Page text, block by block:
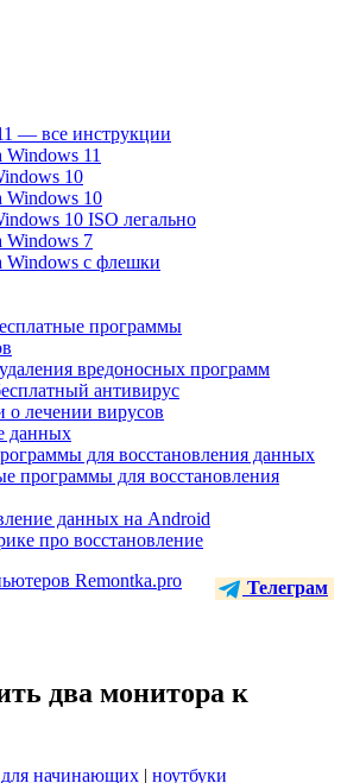
— все инструкции
Windows 11
10
Windows 10
10 ISO легально
Windows 7
Windows с флешки
программы
вредоносных программ
антивирус
о лечении вирусов
данных
для восстановления данных
программы для восстановления
данных на Android
про восстановление
Телеграм
два монитора к
для начинающих | ноутбуки